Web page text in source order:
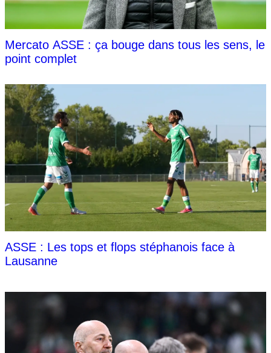
Mercato ASSE : ça bouge dans tous les sens, le
point complet
ASSE : Les tops et flops stéphanois face à
Lausanne